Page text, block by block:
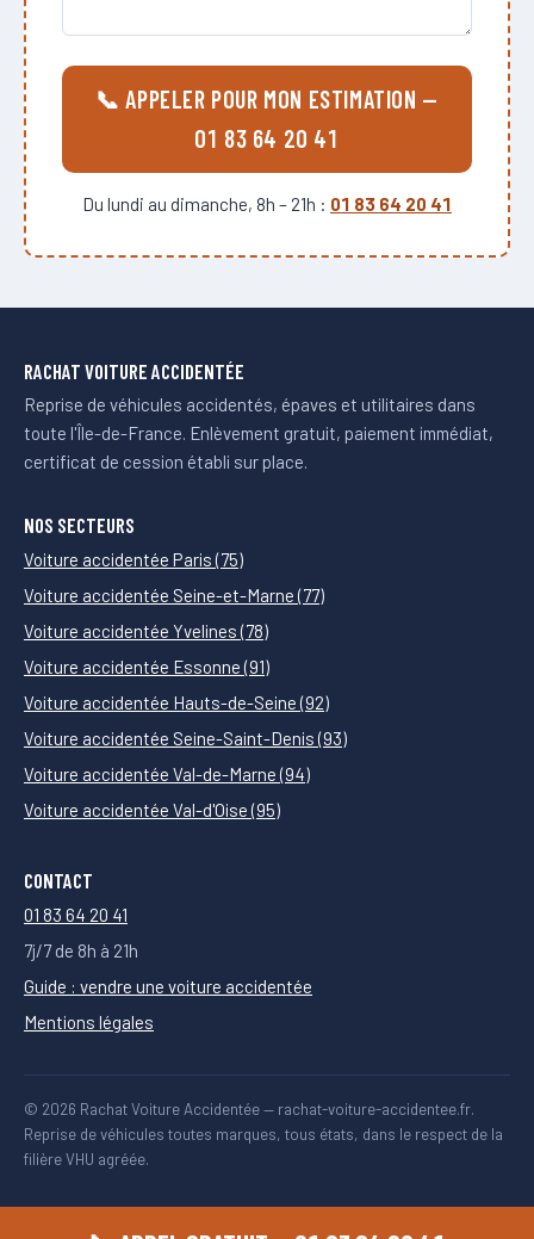
📞 APPELER POUR MON ESTIMATION —
01 83 64 20 41
Du lundi au dimanche, 8h – 21h : 01 83 64 20 41
RACHAT VOITURE ACCIDENTÉE
Reprise de véhicules accidentés, épaves et utilitaires dans
toute l'Île-de-France. Enlèvement gratuit, paiement immédiat,
certificat de cession établi sur place.
NOS SECTEURS
Voiture accidentée Paris (75)
Voiture accidentée Seine-et-Marne (77)
Voiture accidentée Yvelines (78)
Voiture accidentée Essonne (91)
Voiture accidentée Hauts-de-Seine (92)
Voiture accidentée Seine-Saint-Denis (93)
Voiture accidentée Val-de-Marne (94)
Voiture accidentée Val-d'Oise (95)
CONTACT
01 83 64 20 41
7j/7 de 8h à 21h
Guide : vendre une voiture accidentée
Mentions légales
© 2026 Rachat Voiture Accidentée — rachat-voiture-accidentee.fr.
Reprise de véhicules toutes marques, tous états, dans le respect de la
filière VHU agréée.